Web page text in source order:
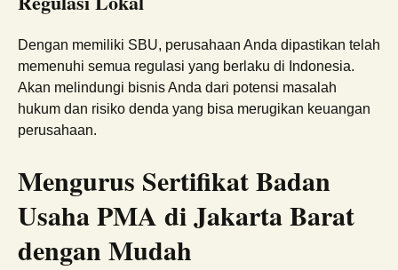
Dengan memiliki SBU, perusahaan Anda dipastikan telah
memenuhi semua regulasi yang berlaku di Indonesia.
Akan melindungi bisnis Anda dari potensi masalah
hukum dan risiko denda yang bisa merugikan keuangan
perusahaan.
Mengurus Sertifikat Badan
Usaha PMA di Jakarta Barat
dengan Mudah